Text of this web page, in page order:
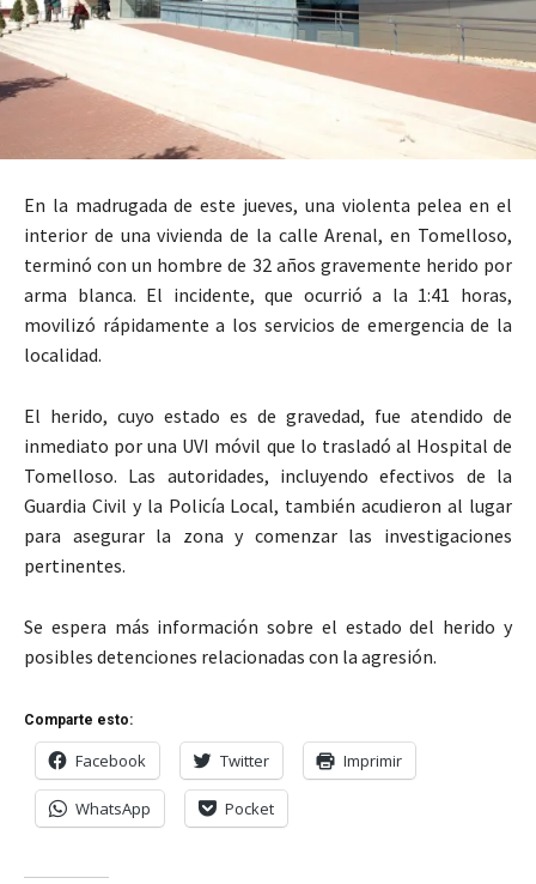
En la madrugada de este jueves, una violenta pelea en el
interior de una vivienda de la calle Arenal, en Tomelloso,
terminó con un hombre de 32 años gravemente herido por
arma blanca. El incidente, que ocurrió a la 1:41 horas,
movilizó rápidamente a los servicios de emergencia de la
localidad.
El herido, cuyo estado es de gravedad, fue atendido de
inmediato por una UVI móvil que lo trasladó al Hospital de
Tomelloso. Las autoridades, incluyendo efectivos de la
Guardia Civil y la Policía Local, también acudieron al lugar
para asegurar la zona y comenzar las investigaciones
pertinentes.
Se espera más información sobre el estado del herido y
posibles detenciones relacionadas con la agresión.
Comparte esto:
Facebook Twitter Imprimir
WhatsApp Pocket